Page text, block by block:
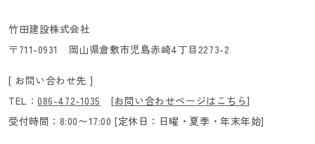
竹田建設株式会社
〒711-0931 岡山県倉敷市児島赤崎4丁目2273-2
[ お問い合わせ先 ]
TEL：086-472-1035 [お問い合わせページはこちら]
受付時間：8:00〜17:00 [定休日：日曜・夏季・年末年始]